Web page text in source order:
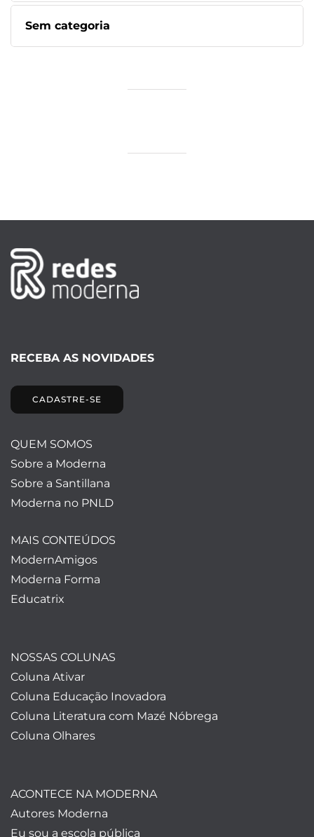
Sem categoria
RECEBA AS NOVIDADES
CADASTRE-SE
QUEM SOMOS
Sobre a Moderna
Sobre a Santillana
Moderna no PNLD
MAIS CONTEÚDOS
ModernAmigos
Moderna Forma
Educatrix
NOSSAS COLUNAS
Coluna Ativar
Coluna Educação Inovadora
Coluna Literatura com Mazé Nóbrega
Coluna Olhares
ACONTECE NA MODERNA
Autores Moderna
Eu sou a escola pública